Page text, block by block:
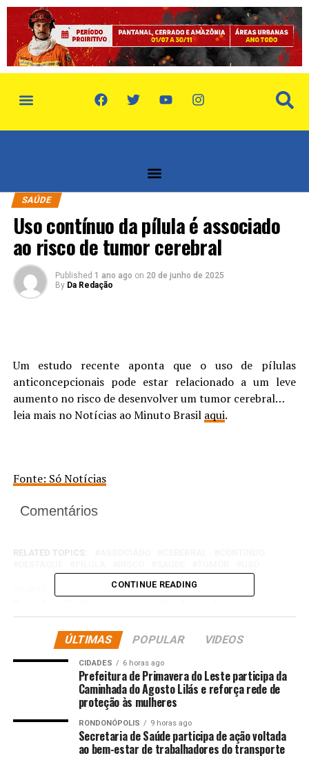
SAÚDE
Uso contínuo da pílula é associado
ao risco de tumor cerebral
Published 1 ano ago on 20 de junho de 2025
By Da Redação
Um estudo recente aponta que o uso de pílulas
anticoncepcionais pode estar relacionado a um leve
aumento no risco de desenvolver um tumor cerebral…
leia mais no Notícias ao Minuto Brasil aqui.
Fonte: Só Notícias
Comentários
RELATED TOPICS:
metabolismo lento
DON'T MISS
Gamers podem ter risco aumentado de desenvolver
bruxismo. Entenda
CONTINUE READING
ÚLTIMAS POPULAR VIDEOS
CIDADES 6 horas ago
Prefeitura de Primavera do Leste participa da
Caminhada do Agosto Lilás e reforça rede de
proteção às mulheres
RONDONÓPOLIS 9 horas ago
Secretaria de Saúde participa de ação voltada
ao bem-estar de trabalhadores do transporte